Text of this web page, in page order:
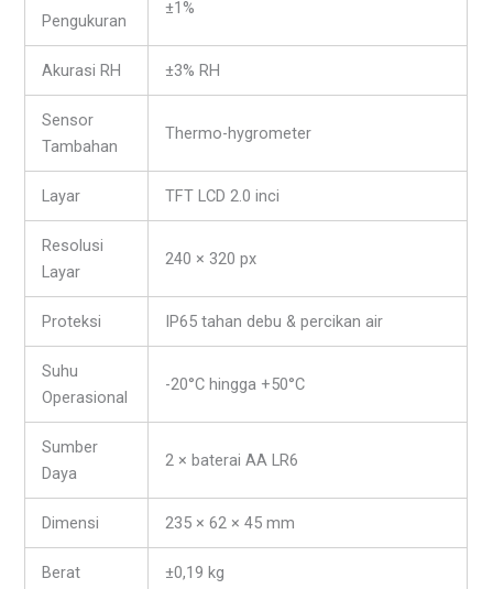
Pengukuran
±1%
Akurasi RH ±3% RH
Sensor
Tambahan
Thermo-hygrometer
Layar TFT LCD 2.0 inci
Resolusi
Layar
240 × 320 px
Proteksi IP65 tahan debu & percikan air
Suhu
Operasional
-20°C hingga +50°C
Sumber
Daya
2 × baterai AA LR6
Dimensi 235 × 62 × 45 mm
Berat ±0,19 kg